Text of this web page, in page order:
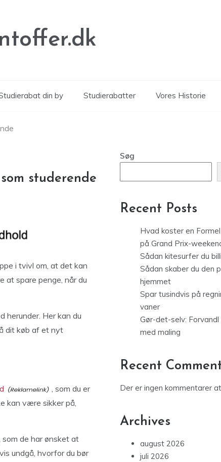
din by Studierabatter Vores Historie
studerende
i tvivl om, at det kan
at spare penge, når du
herunder. Her kan du
dit køb af et nyt
, som du er
kan være sikker på,
som de har ønsket at
undgå, hvorfor du bør
Søg
Recent Posts
Hvad koster en
på Grand Prix-
Sådan kitesurfer du
Sådan skaber du den
hjemmet
Spar tusindvis på
vaner
Gør-det-selv:
med maling
Recent
Der er ingen kommentarer
Archives
august 2026
juli 2026